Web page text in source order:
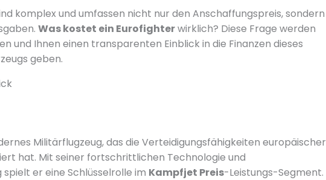
komplex und umfassen nicht nur den Anschaffungspreis, sondern
Was kostet ein Eurofighterwirklich? Diese Frage werden
und Ihnen einen transparenten Einblick in die Finanzen dieses
geben.
Militärflugzeug, das die Verteidigungsfähigkeiten europäischer
hat. Mit seiner fortschrittlichen Technologie und
er eine Schlüsselrolle im Kampfjet Preis-Leistungs-Segment.